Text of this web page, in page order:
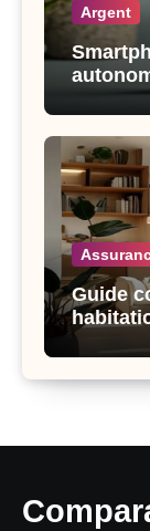
Argent
Guide